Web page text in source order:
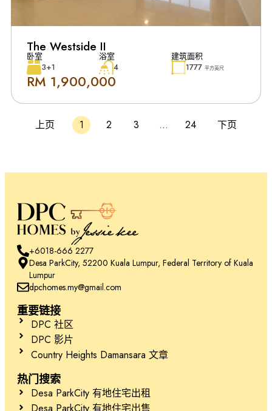
The Westside II
卧室
3+1
浴室
4
建筑面积
1777 平方英尺
RM 1,900,000
上页 1 2 3 … 24 下页
+6018-666 2277
Desa ParkCity, 52200 Kuala Lumpur, Federal Territory of Kuala
Lumpur
dpchomes.my@gmail.com
重要链接
DPC 社区
DPC 影片
Country Heights Damansara 文章
热门搜索
Desa ParkCity 有地住宅出租
Desa ParkCity 有地住宅出售